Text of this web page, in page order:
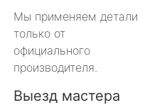
Мы применяем детали
только от
официального
производителя.
Выезд мастера